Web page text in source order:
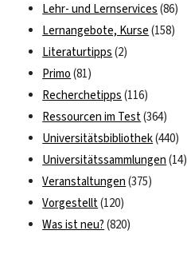
Lehr- und Lernservices (86)
Lernangebote, Kurse (158)
Literaturtipps (2)
Primo (81)
Recherchetipps (116)
Ressourcen im Test(364)
Universitätsbibliothek(440)
Universitätssammlungen (14)
Veranstaltungen (375)
Vorgestellt(120)
Was ist neu? (820)